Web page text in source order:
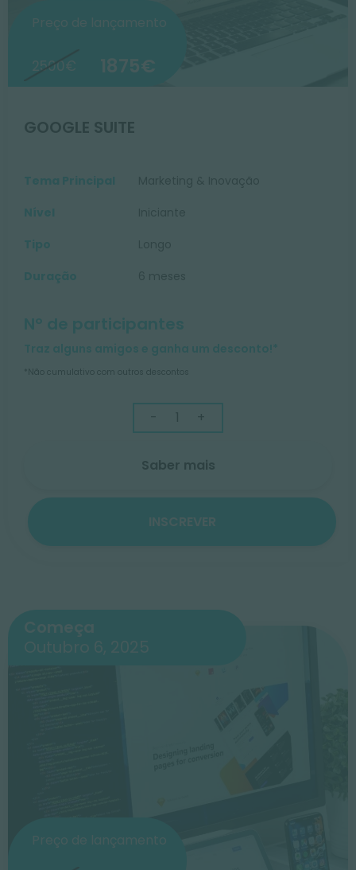
Preço de lançamento
2500€ 1875€
GOOGLE SUITE
Tema Principal
Nível
Tipo
Duração
Nº de participantes
Traz alguns amigos e ganha um desconto!*
*Não cumulativo com outros descontos
- +
Saber mais
INSCREVER
Começa
Outubro 6, 2025
Preço de lançamento